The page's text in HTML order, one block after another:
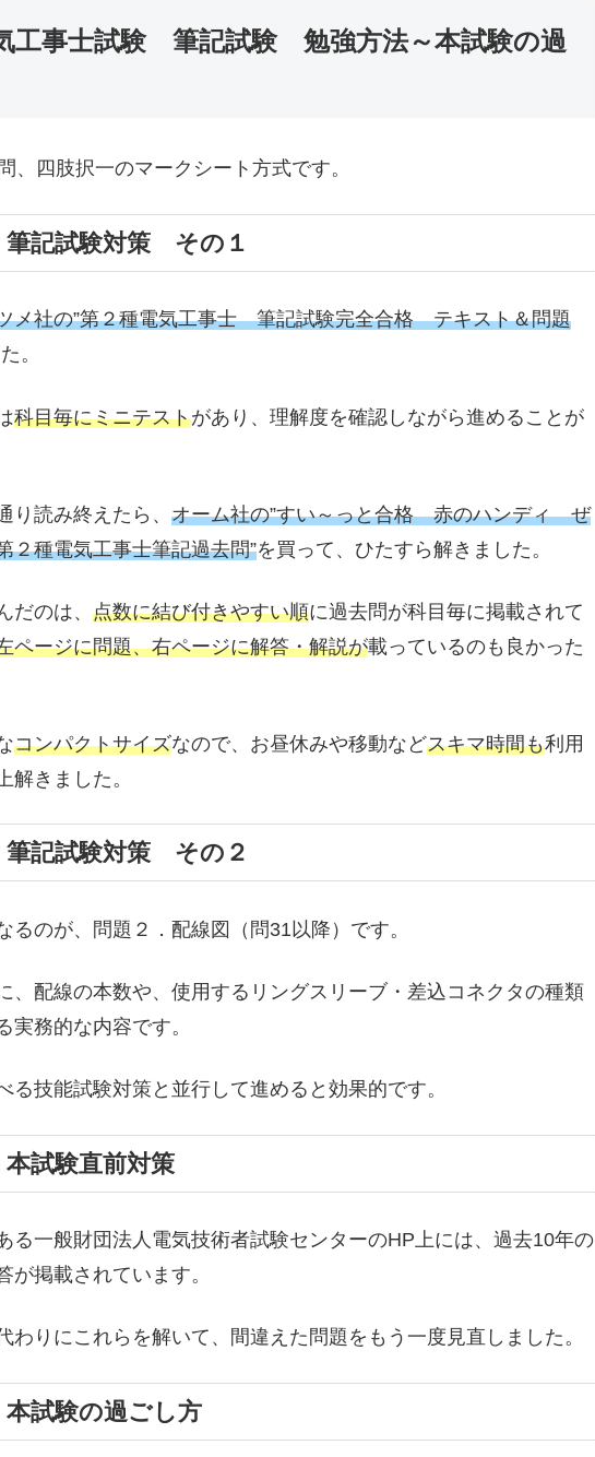
工事士試験 筆記試験 勉強方法～本試験の過
、四肢択一のマークシート方式です。
記試験対策 その１
メ社の”第２種電気工事士 筆記試験完全合格 テキスト＆問題
。
科目毎にミニテストがあり、理解度を確認しながら進めることが
り読み終えたら、 オーム社の”すい～っと合格 赤のハンディ ぜ
２種電気工事士筆記過去問”を買って、ひたすら解きました。
だのは、 点数に結び付きやすい順に過去問が科目毎に掲載されて
ページに問題、右ページに解答・解説が載っているのも良かった
コンパクトサイズなので、お昼休みや移動などスキマ時間も利用
解きました。
記試験対策 その２
るのが、問題２．配線図（問31以降）です。
、配線の本数や、使用するリングスリーブ・差込コネクタの種類
実務的な内容です。
る技能試験対策と並行して進めると効果的です。
試験直前対策
る一般財団法人電気技術者試験センターのHP上には、過去10年の
が掲載されています。
わりにこれらを解いて、間違えた問題をもう一度見直しました。
試験の過ごし方